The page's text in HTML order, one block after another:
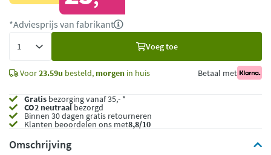
*Adviesprijs van fabrikant
Voeg toe
Voor23.59u besteld, morgen in huis Betaal met
Gratis bezorging vanaf 35,- *
CO2 neutraalbezorgd
Binnen 30 dagen gratis retourneren
Klanten beoordelen ons met8,8/10
Omschrijving